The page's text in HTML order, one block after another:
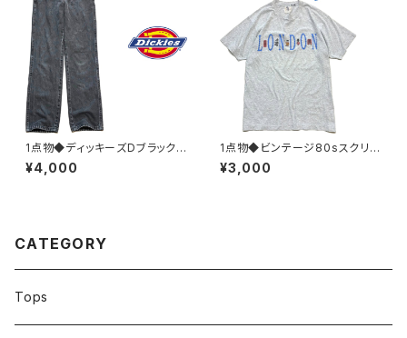
1点物◆ディッキーズDブラック
ジーンズ黒デニムパンツ古着メ
ンズ30レディースOKアメカジ9
¥4,000
1点物◆ビンテージ80sスクリー
ンスターズLONDONプリントT
シャツ古着メンズMLレディース
¥3,000
CATEGORY
Tops